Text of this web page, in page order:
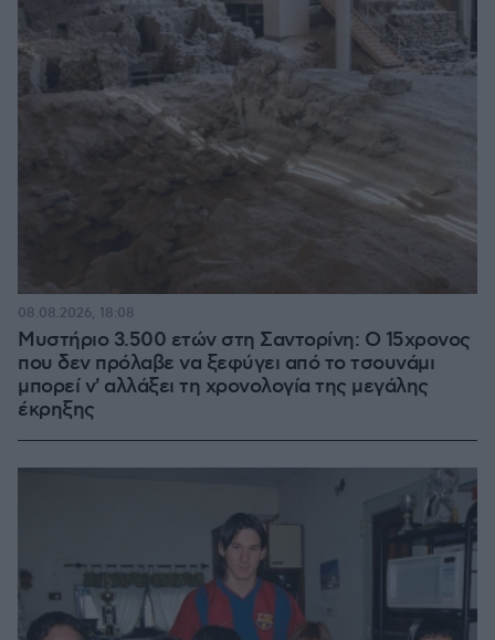
Μυστήριο 3.500 ετών στη Σαντορίνη: Ο 15χρονος
που δεν πρόλαβε να ξεφύγει από το τσουνάμι
μπορεί ν' αλλάξει τη χρονολογία της μεγάλης
έκρηξης
08.08.2026, 18:08